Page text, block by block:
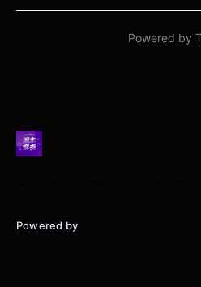
Powered by